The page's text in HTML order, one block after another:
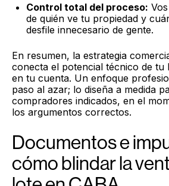
Control total del proceso:
de quién ve tu propiedad y
desfile innecesario de gente.
En resumen, la estrategia
conecta el potencial técnico de tu
en tu cuenta. Un enfoque
paso al azar; lo diseña a medida
compradores indicados, en el
los argumentos correctos.
Documentos e
cómo blindar la